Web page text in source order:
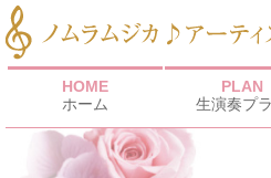
HOME
ホーム
PLAN
生演奏プ